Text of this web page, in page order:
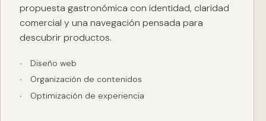
propuesta gastronómica con identidad, claridad
comercial y una navegación pensada para
descubrir productos.
Diseño web
Organización de contenidos
Optimización de experiencia